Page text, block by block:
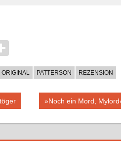
ORIGINAL PATTERSON REZENSION
Nächster
»Noch ein Mord,